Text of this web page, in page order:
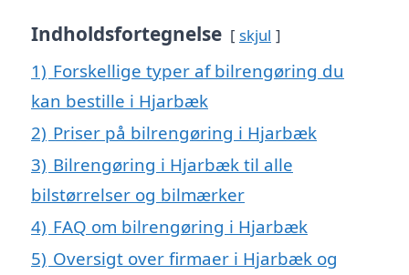
Indholdsfortegnelse skjul
1) Forskellige typer af bilrengøring du
kan bestille i Hjarbæk
2) Priser på bilrengøring i Hjarbæk
3) Bilrengøring i Hjarbæk til alle
bilstørrelser og bilmærker
4) FAQ om bilrengøring i Hjarbæk
5) Oversigt over firmaer i Hjarbæk og